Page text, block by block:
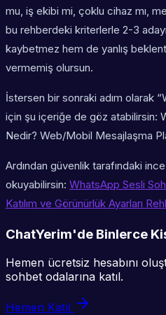
mu, iş ekibi mi, çoklu cihaz mı,
bu rehberdeki kriterlerle 2-3
kaybetmez hem de yanlış
vermemiş olursun.
İstersen bir sonraki adım olarak
için şu içeriğe de göz atabilirsin:
Nedir? Web/Mobil Mesajlaşma
Ardından güvenlik tarafındaki
okuyabilirsin: WhatsApp Sesli
Katılım ve Görünürlük Ayarları
ChatYerim'de Binlerce
Hemen ücretsiz hesabını
sohbet odalarına katıl.
Hemen Katıl